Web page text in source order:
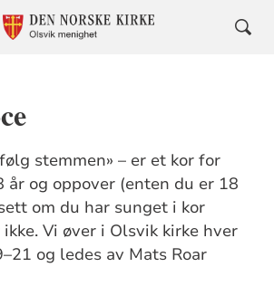
stemmen» – er et kor for
år og oppover (enten du er 18
om du har sunget i kor
Vi øver i Olsvik kirke hver
og ledes av Mats Roar